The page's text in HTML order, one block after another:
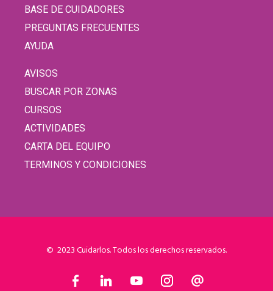
BASE DE CUIDADORES
PREGUNTAS FRECUENTES
AYUDA
AVISOS
BUSCAR POR ZONAS
CURSOS
ACTIVIDADES
CARTA DEL EQUIPO
TERMINOS Y CONDICIONES
© 2023 Cuidarlos. Todos los derechos reservados.